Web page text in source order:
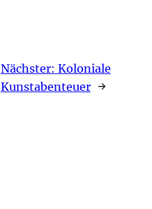
Nächster: Koloniale
Kunstabenteuer →